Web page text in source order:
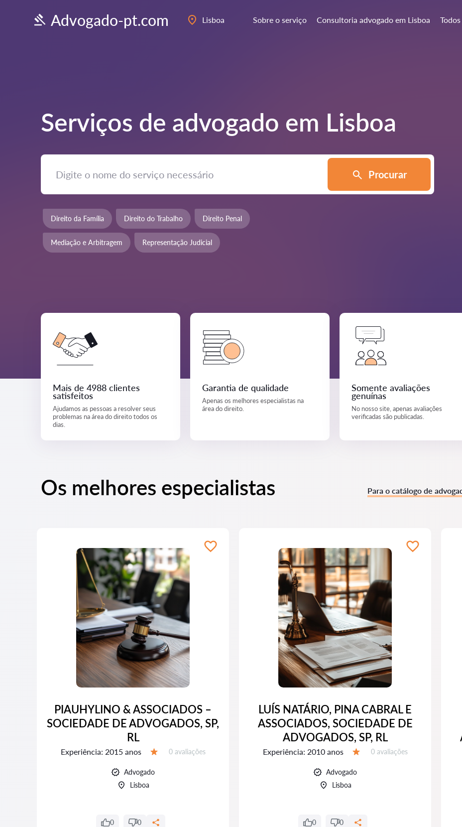
Advogado-pt.com Lisboa Sobre o serviço Consultoria advogado em Lisboa
Serviços de advogado em Lisboa
Procurar
Direito da Família Direito do Trabalho Direito Penal
Mediação e Arbitragem Representação Judicial
Mais de 4988 clientes
satisfeitos
Ajudamos as pessoas a resolver seus
problemas na área do direito todos os
dias.
Garantia de qualidade
Apenas os melhores especialistas na
área do direito.
Somente avaliações
genuínas
No nosso site, apenas avaliações
verificadas são publicadas.
Os melhores especialistas Para o catálogo de
PIAUHYLINO & ASSOCIADOS –
SOCIEDADE DE ADVOGADOS, SP,
RL
Experiência: 2015 anos Avaliações:
0 avaliações
Advogado
Lisboa
0 0
LUÍS NATÁRIO, PINA CABRAL E
ASSOCIADOS, SOCIEDADE DE
ADVOGADOS, SP, RL
Experiência: 2010 anos Avaliações:
0 avaliações
Advogado
Lisboa
0 0